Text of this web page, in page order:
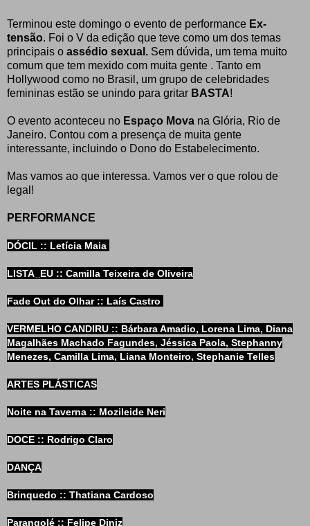
Terminou este domingo o evento de performance Ex-
tensão. Foi o V da edição que teve como um dos temas
principais o assédio sexual. Sem dúvida, um tema muito
comum que tem mexido com muita gente . Tanto em
Hollywood como no Brasil, um grupo de celebridades
femininas estão se unindo para gritar BASTA!
O evento aconteceu no Espaço Mova na Glória, Rio de
Janeiro. Contou com a presença de muita gente
interessante, incluindo o Dono do Estabelecimento.
Mas vamos ao que interessa. Vamos ver o que rolou de
legal!
PERFORMANCE
DÓCIL :: Letícia Maia
LISTA_EU :: Camilla Teixeira de Oliveira
Fade Out do Olhar :: Laís Castro
VERMELHO CANDIRU :: Bárbara Amadio, Lorena Lima, Diana
Magalhães Machado Fagundes, Jéssica Paola, Stephanny
Menezes, Camilla Lima, Liana Monteiro, Stephanie Telles
ARTES PLÁSTICAS
Noite na Taverna :: Mozileide Neri
DOCE :: Rodrigo Claro
DANÇA
Brinquedo :: Thatiana Cardoso
Parangolé :: Felipe Diniz